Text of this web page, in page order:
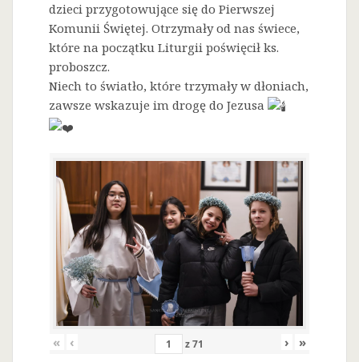
dzieci przygotowujące się do Pierwszej
Komunii Świętej. Otrzymały od nas świece,
które na początku Liturgii poświęcił ks.
proboszcz.
Niech to światło, które trzymały w dłoniach,
zawsze wskazuje im drogę do Jezusa
« ‹ z71 › »